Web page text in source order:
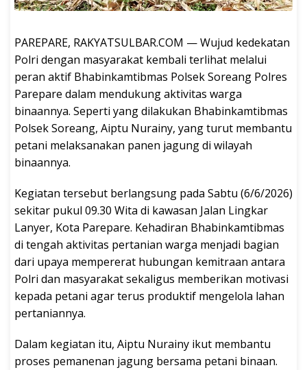
PAREPARE, RAKYATSULBAR.COM — Wujud kedekatan
Polri dengan masyarakat kembali terlihat melalui
peran aktif Bhabinkamtibmas Polsek Soreang Polres
Parepare dalam mendukung aktivitas warga
binaannya. Seperti yang dilakukan Bhabinkamtibmas
Polsek Soreang, Aiptu Nurainy, yang turut membantu
petani melaksanakan panen jagung di wilayah
binaannya.
Kegiatan tersebut berlangsung pada Sabtu (6/6/2026)
sekitar pukul 09.30 Wita di kawasan Jalan Lingkar
Lanyer, Kota Parepare. Kehadiran Bhabinkamtibmas
di tengah aktivitas pertanian warga menjadi bagian
dari upaya mempererat hubungan kemitraan antara
Polri dan masyarakat sekaligus memberikan motivasi
kepada petani agar terus produktif mengelola lahan
pertaniannya.
Dalam kegiatan itu, Aiptu Nurainy ikut membantu
proses pemanenan jagung bersama petani binaan.